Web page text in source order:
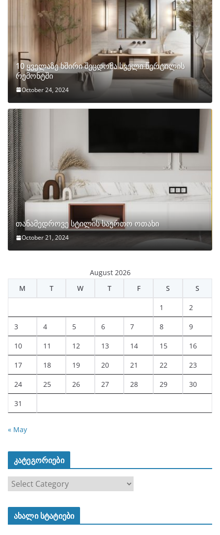
10 ყველაზე ხშირი შეცდომა სველი წერტილის
რემონტში
October 24, 2024
თანამედროვე სტილის საერთო ოთახი
October 21, 2024
August 2026
M
T W T F S S
1 2
3 4 5 6 7 8 9
10 11 12 13 14 15 16
17 18 19 20 21 22 23
24 25 26 27 28 29 30
31
« May
კატეგორიები
ტ
ახალი სტატიები